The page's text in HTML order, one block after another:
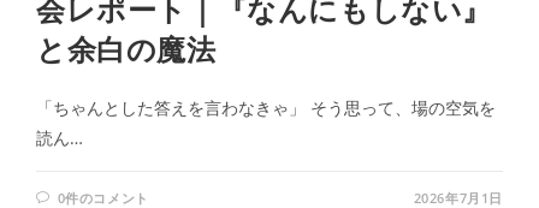
会レポート｜『なんにもしない』
と余白の魔法
「ちゃんとした答えを言わなきゃ」 そう思って、場の空気を
読ん…
0件のコメント 2026年7月1日